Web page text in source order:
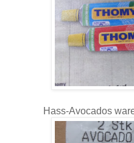
Hass-Avocados